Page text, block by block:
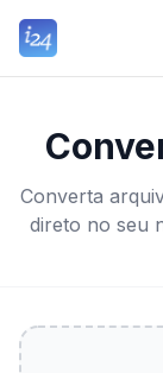
Converta
direto no seu